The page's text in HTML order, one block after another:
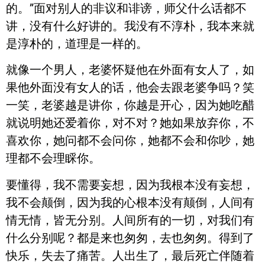
的。”面对别人的非议和诽谤，师父什么话都不
讲，没有什么好讲的。我没有不淳朴，我本来就
是淳朴的，道理是一样的。
就像一个男人，老婆怀疑他在外面有女人了，如
果他外面没有女人的话，他会去跟老婆争吗？笑
一笑，老婆越是讲你，你越是开心，因为她吃醋
就说明她还爱着你，对不对？她如果放弃你，不
喜欢你，她问都不会问你，她都不会和你吵，她
理都不会理睬你。
要懂得，我不需要妄想，因为我根本没有妄想，
我不会颠倒，因为我的心根本没有颠倒，人间有
情无情，皆无分别。人间所有的一切，对我们有
什么分别呢？都是来也匆匆，去也匆匆。得到了
快乐，失去了痛苦。人出生了，最后死亡伴随着